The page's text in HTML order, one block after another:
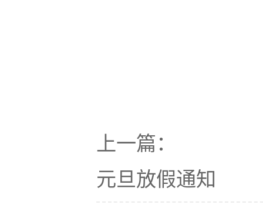
上一篇：
元旦放假通知